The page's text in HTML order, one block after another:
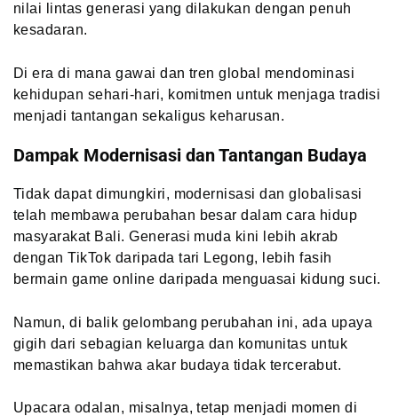
nilai lintas generasi yang dilakukan dengan penuh
kesadaran.
Di era di mana gawai dan tren global mendominasi
kehidupan sehari-hari, komitmen untuk menjaga tradisi
menjadi tantangan sekaligus keharusan.
Dampak Modernisasi dan Tantangan Budaya
Tidak dapat dimungkiri, modernisasi dan globalisasi
telah membawa perubahan besar dalam cara hidup
masyarakat Bali. Generasi muda kini lebih akrab
dengan TikTok daripada tari Legong, lebih fasih
bermain game online daripada menguasai kidung suci.
Namun, di balik gelombang perubahan ini, ada upaya
gigih dari sebagian keluarga dan komunitas untuk
memastikan bahwa akar budaya tidak tercerabut.
Upacara odalan, misalnya, tetap menjadi momen di